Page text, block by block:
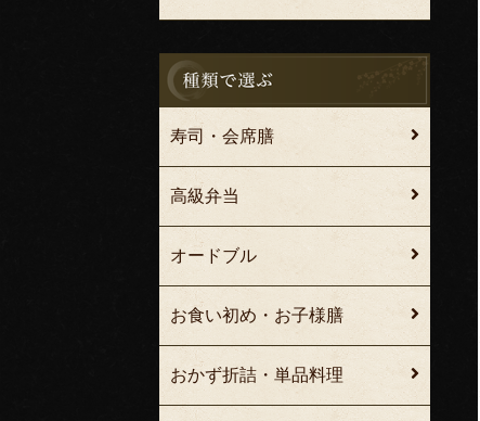
寿司・会席膳
高級弁当
オードブル
お食い初め・お子様膳
おかず折詰・単品料理